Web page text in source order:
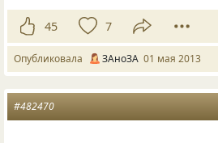
45 7
Опубликовала ЗАноЗА 01 мая 2013
#482470